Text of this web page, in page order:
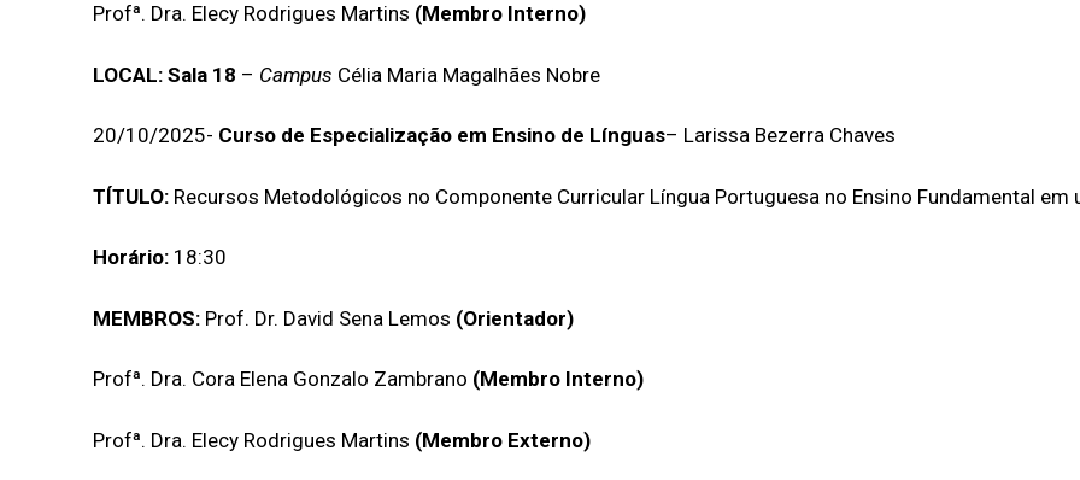
Profª. Dra. Elecy Rodrigues Martins (Membro Interno)
LOCAL: Sala 18 – Campus Célia Maria Magalhães Nobre
20/10/2025- Curso de Especialização em Ensino de Línguas– Larissa Bezerra Chaves
TÍTULO: Recursos Metodológicos no Componente Curricular Língua Portuguesa no Ensino Fundamental em
Horário: 18:30
MEMBROS: Prof. Dr. David Sena Lemos (Orientador)
Profª. Dra. Cora Elena Gonzalo Zambrano (Membro Interno)
Profª. Dra. Elecy Rodrigues Martins (Membro Externo)